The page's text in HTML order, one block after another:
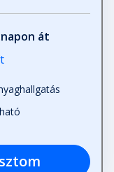
át